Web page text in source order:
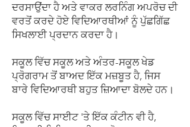
ਦਰਸਾਉਂਦਾ ਹੈ ਅਤੇ ਵਾਕਰ ਲਰਨਿੰਗ ਅਪਰੋਚ ਦੀ
ਵਰਤੋਂ ਕਰਦੇ ਹੋਏ ਵਿਦਿਆਰਥੀਆਂ ਨੂੰ ਪੁੱਛਗਿੱਛ
ਸਿਖਲਾਈ ਪ੍ਰਦਾਨ ਕਰਦਾ ਹੈ।
ਸਕੂਲ ਵਿੱਚ ਸਕੂਲ ਅਤੇ ਅੰਤਰ-ਸਕੂਲ ਖੇਡ
ਪ੍ਰੋਗਰਾਮ ਤੋਂ ਬਾਅਦ ਇੱਕ ਮਜ਼ਬੂਤ ਹੈ, ਜਿਸ
ਬਾਰੇ ਵਿਦਿਆਰਥੀ ਬਹੁਤ ਜ਼ਿਆਦਾ ਬੋਲਦੇ ਹਨ।
ਸਕੂਲ ਵਿੱਚ ਸਾਈਟ 'ਤੇ ਇੱਕ ਕੰਟੀਨ ਵੀ ਹੈ,